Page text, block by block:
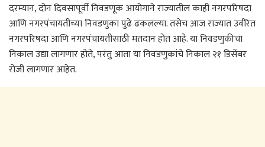
दरम्यान, दोन दिवसापूर्वी निवडणूक आयोगाने राज्यातील काही नगरपरिषदा
आणि नगरपंचायतीच्या निवडणुका पुढे ढकलल्या. तसेच आज राज्यात उर्वरित
नगरपरिषदा आणि नगरपंचायतीसाठी मतदान होत आहे. या निवडणुकीचा
निकाल उद्या लागणार होते, परंतु आता या निवडणुकांचे निकाल २१ डिसेंबर
रोजी लागणार आहेत.